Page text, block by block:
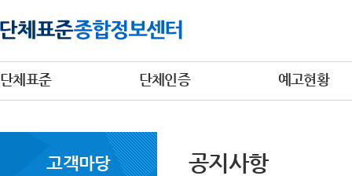
단체표준 단체인증 예고현황
고객마당 공지사항